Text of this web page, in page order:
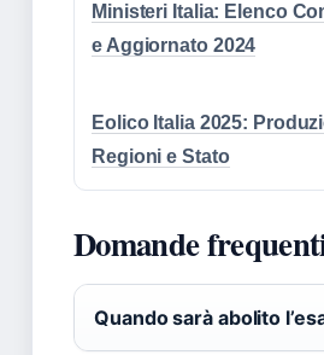
Ministeri Italia: Elenco
e Aggiornato 2024
Eolico Italia 2025:
Regioni e Stato
Domande
Quando sarà abolito